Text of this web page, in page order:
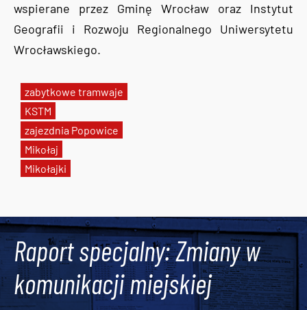
zabytkowe tramwaje
KSTM
zajezdnia Popowice
Mikołaj
Mikołajki
wspierane przez Gminę Wrocław oraz Instytut
Geografii i Rozwoju Regionalnego Uniwersytetu
Wrocławskiego.
Raport specjalny: Zmiany w
komunikacji miejskiej